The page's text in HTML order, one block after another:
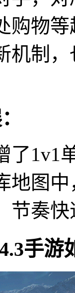
购物
机制
了1v1
地图
节奏
手游